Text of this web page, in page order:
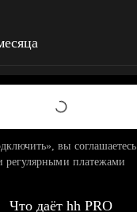
вы соглашаетесь
регулярными платежами
Что даёт hh PRO